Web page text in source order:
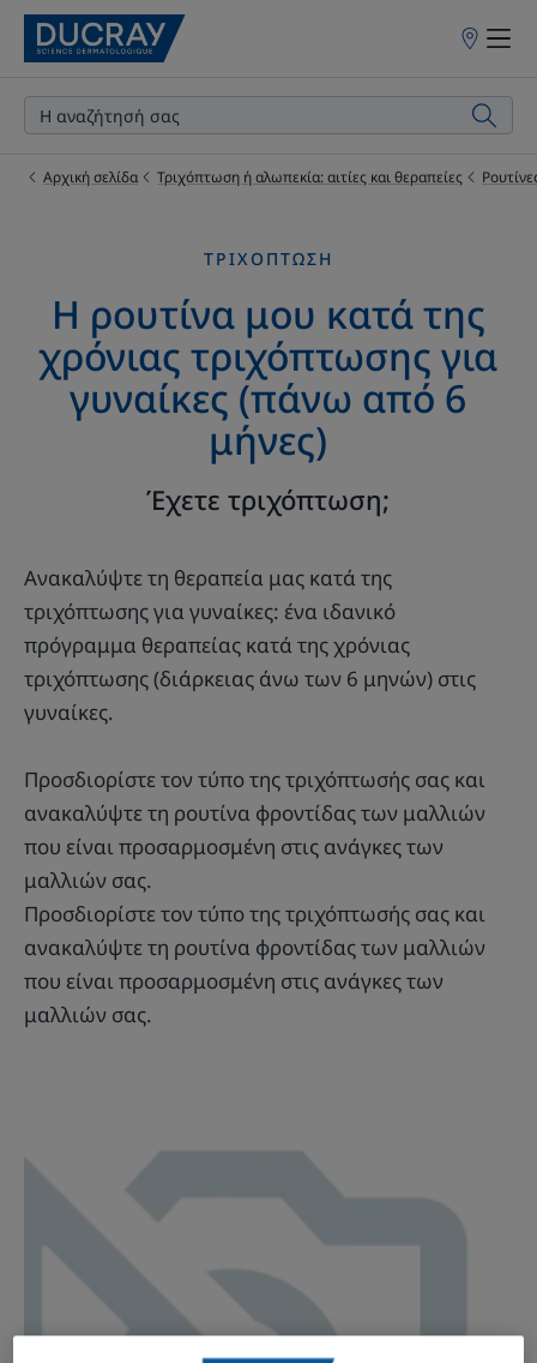
Σημεία
Αρχική σελίδα Τριχόπτωση ή αλωπεκία: αιτίες και θεραπείες
ΤΡΙΧΌΠΤΩΣΗ
Η ρουτίνα μου κατά της
χρόνιας τριχόπτωσης για
γυναίκες (πάνω από 6
μήνες)
Έχετε τριχόπτωση;
Ανακαλύψτε τη θεραπεία μας κατά της
τριχόπτωσης για γυναίκες: ένα ιδανικό
πρόγραμμα θεραπείας κατά της χρόνιας
τριχόπτωσης (διάρκειας άνω των 6 μηνών) στις
γυναίκες.
Προσδιορίστε τον τύπο της τριχόπτωσής σας και
ανακαλύψτε τη ρουτίνα φροντίδας των μαλλιών
που είναι προσαρμοσμένη στις ανάγκες των
μαλλιών σας.
Προσδιορίστε τον τύπο της τριχόπτωσής σας και
ανακαλύψτε τη ρουτίνα φροντίδας των μαλλιών
που είναι προσαρμοσμένη στις ανάγκες των
μαλλιών σας.